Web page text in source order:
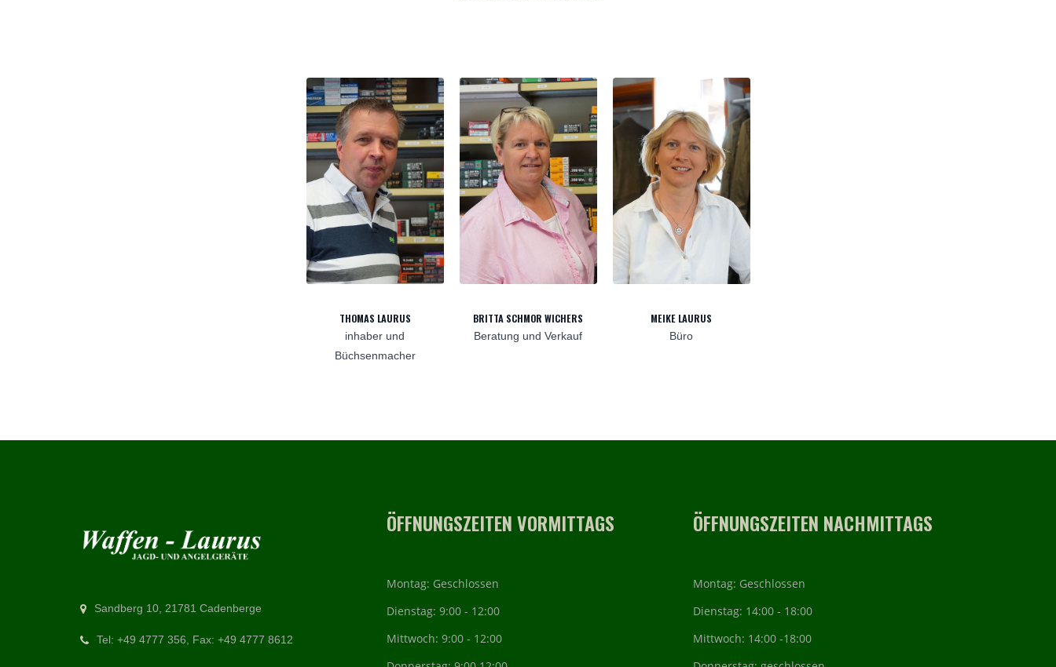
THOMAS LAURUS
inhaber und
Büchsenmacher
BRITTA SCHMOR WICHERS
Beratung und Verkauf
MEIKE LAURUS
Büro
Sandberg 10, 21781 Cadenberge
Tel: +49 4777 356, Fax: +49 4777 8612
ÖFFNUNGSZEITEN VORMITTAGS
Montag: Geschlossen
Dienstag: 9:00 - 12:00
Mittwoch: 9:00 - 12:00
ÖFFNUNGSZEITEN NACHMITTAGS
Montag: Geschlossen
Dienstag: 14:00 - 18:00
Mittwoch: 14:00 -18:00